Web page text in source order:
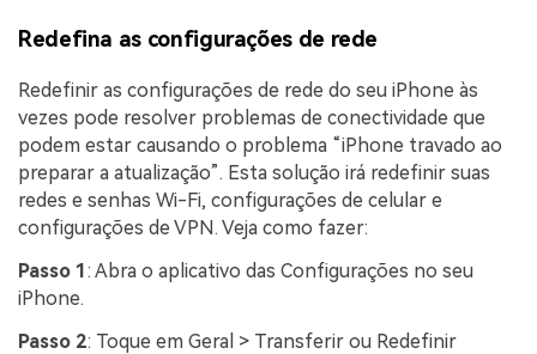
Redefina as configurações de rede
Redefinir as configurações de rede do seu iPhone às
vezes pode resolver problemas de conectividade que
podem estar causando o problema “iPhone travado ao
preparar a atualização”. Esta solução irá redefinir suas
redes e senhas Wi-Fi, configurações de celular e
configurações de VPN. Veja como fazer:
Passo 1: Abra o aplicativo das Configurações no seu
iPhone.
Passo 2: Toque em Geral > Transferir ou Redefinir